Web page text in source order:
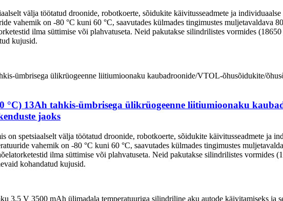
välja töötatud droonide, robotkoerte, sõidukite käivitusseadmete ja individuaalse
vahemik on -80 °C kuni 60 °C, saavutades külmades tingimustes muljetavaldava
ilma süttimise või plahvatuseta. Neid pakutakse silindrilistes vormides
kujusid.
°C) 13Ah tahkis-ümbrisega ülikrüogeenne liitiumioonaku
jaoks
spetsiaalselt välja töötatud droonide, robotkoerte, sõidukite käivitusseadmete ja
vahemik on -80 °C kuni 60 °C, saavutades külmades tingimustes
ilma süttimise või plahvatuseta. Neid pakutakse silindrilistes vormides
kohandatud kujusid.